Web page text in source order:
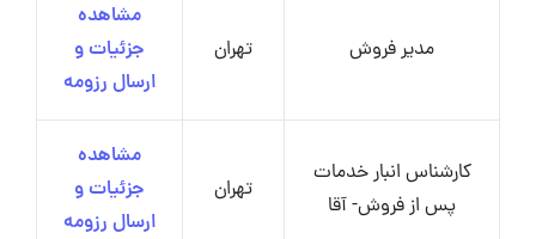
مدیر فروش تهران
مشاهده
جزئیات و
ارسال رزومه
کارشناس انبار خدمات
پس از فروش- آقا
تهران
مشاهده
جزئیات و
ارسال رزومه